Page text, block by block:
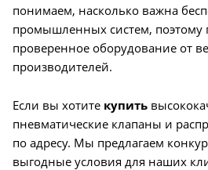
понимаем, насколько важна
промышленных систем, поэтому
проверенное оборудование от
производителей.
Если вы хотите купить
пневматические клапаны и
по адресу. Мы предлагаем
выгодные условия для наших